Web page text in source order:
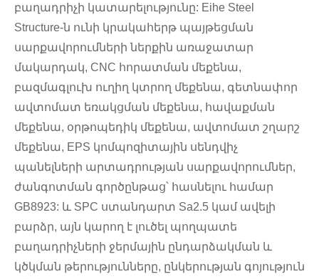
բաղադրիչի կատարելությունը: Eihe Steel
Structure-ն ունի կրակահերթ պայթեցման
սարքավորումների ներքին առաջատար
մակարդակ, CNC հորատման մեքենա,
բազմագլուխ ուղիղ կտրող մեքենա, գետնափոր
ավտոմատ եռակցման մեքենա, հավաքման
մեքենա, օրթոպեդիկ մեքենա, ավտոմատ շղարշ
մեքենա, EPS կոմպոզիտային սենդվիչ
պանելների արտադրության սարքավորումներ,
ժանգոտման գործընթաց՝ հասնելու համար
GB8923: և SPC ստանդարտ Sa2.5 կամ ավելի
բարձր, այն կարող է լուծել պողպատե
բաղադրիչների ջերմային ընդարձակման և
կծկման թերությունները, ընկերության գոյություն